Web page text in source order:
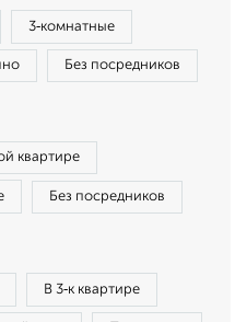
3‑комнатные
Без посредников
квартире
Без посредников
В 3‑к квартире